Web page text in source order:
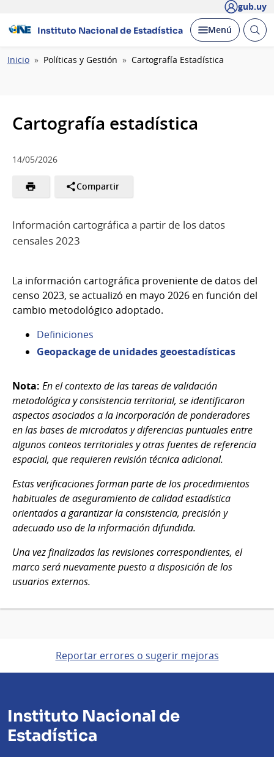
gub.uy
Instituto Nacional de Estadística Desplegar
Menú Abrir
Ruta
Inicio Políticas y Gestión Cartografía Estadística
Cartografía estadística
14/05/2026
Compartir
Información cartográfica a partir de los datos
censales 2023
La información cartográfica proveniente de datos del
censo 2023, se actualizó en mayo 2026 en función del
cambio metodológico adoptado.
Definiciones
Geopackage de unidades geoestadísticas
Nota: En el contexto de las tareas de validación
metodológica y consistencia territorial, se identificaron
aspectos asociados a la incorporación de ponderadores
en las bases de microdatos y diferencias puntuales entre
algunos conteos territoriales y otras fuentes de referencia
espacial, que requieren revisión técnica adicional.
Estas verificaciones forman parte de los procedimientos
habituales de aseguramiento de calidad estadística
orientados a garantizar la consistencia, precisión y
adecuado uso de la información difundida.
Una vez finalizadas las revisiones correspondientes, el
marco será nuevamente puesto a disposición de los
usuarios externos.
Reportar errores o sugerir mejoras
Instituto Nacional de
Estadística